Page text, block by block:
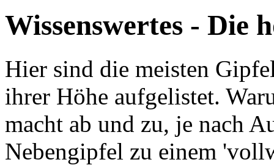
Wissenswertes - Die
Hier sind die meisten
ihrer Höhe aufgelistet.
macht ab und zu, je nach
Nebengipfel zu einem